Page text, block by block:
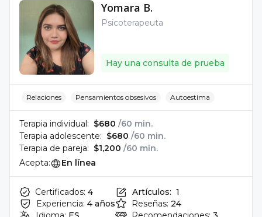
Yomara B.
Psicoterapeuta
Hay una consulta de prueba
Relaciones Pensamientos obsesivos Autoestima
Terapia individual: $680 /60 min.
Terapia adolescente: $680 /60 min.
Terapia de pareja: $1,200 /60 min.
Acepta:
En línea
Certificados: 4
Experiencia: 4 años
Artículos: 1
Reseñas: 24